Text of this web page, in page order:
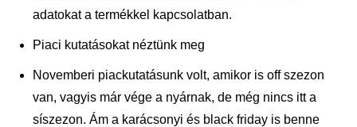
adatokat a termékkel kapcsolatban.
Piaci kutatásokat néztünk meg
Novemberi piackutatásunk volt, amikor is off szezon
van, vagyis már vége a nyárnak, de még nincs itt a
síszezon. Ám a karácsonyi és black friday is benne